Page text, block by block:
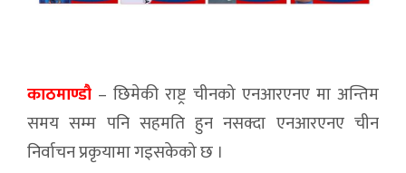
काठमाण्डौ – छिमेकी राष्ट्र चीनको एनआरएनए मा अन्तिम
समय सम्म पनि सहमति हुन नसक्दा एनआरएनए चीन
निर्वाचन प्रकृयामा गइसकेको छ ।